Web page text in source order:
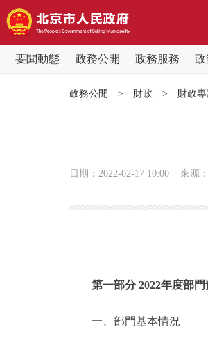
要聞動態 政務公開 政務服務 政
政務公開 > 財政 > 財政專
日期：2022-02-17 10:00 來源
第一部分 2022年度部
一、部門基本情況